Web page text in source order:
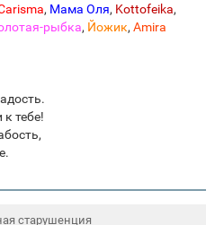
, Мама Оля, Kottofeika,
рыбка, Йожик, Amira
тебе!
старушенция